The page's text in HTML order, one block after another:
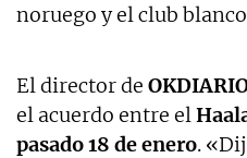
noruego y el club
El director de
el acuerdo entre el
pasado 18 de enero.